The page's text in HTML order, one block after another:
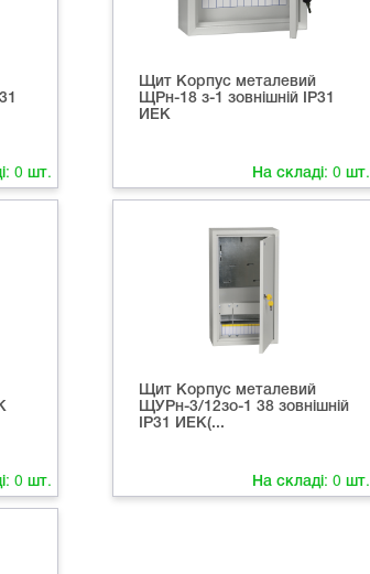
0 шт.
Щит Корпус металевий
ЩРн-18 з-1 зовнішній IP31
ИЕК
На складі: 0 шт.
0 шт.
Щит Корпус металевий
ЩУРн-3/12зо-1 38 зовнішній
IP31 ИЕК(...
На складі: 0 шт.